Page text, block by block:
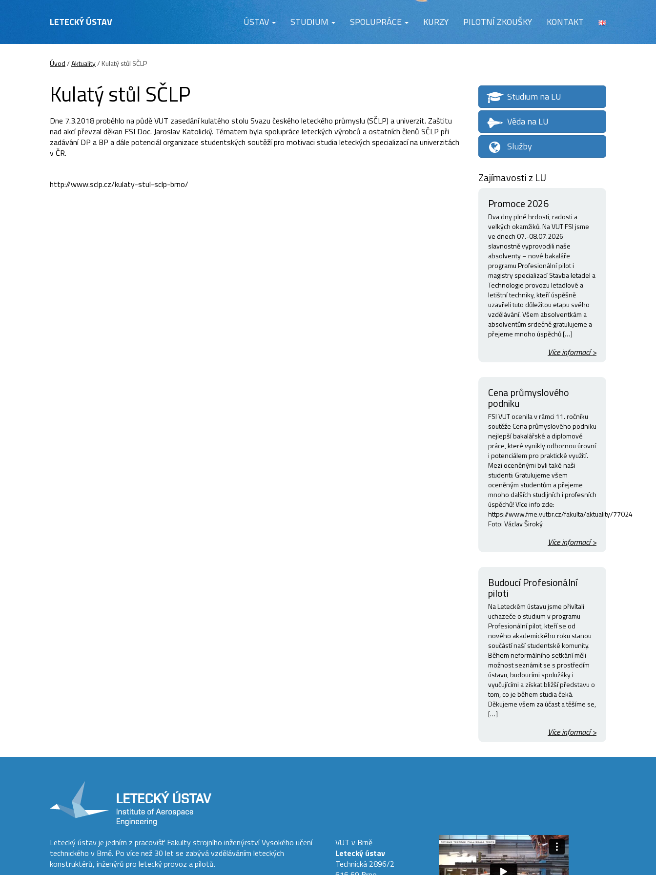
LETECKÝ ÚSTAV ÚSTAV STUDIUM SPOLUPRÁCE KURZY PILOTNÍ ZKOUŠKY KONTAKT
Úvod/Aktuality/Kulatý stůl SČLP
Kulatý stůl SČLP
Dne 7.3.2018 proběhlo na půdě VUT zasedání kulatého stolu Svazu českého leteckého průmyslu (SČLP) a univerzit. Zaštitu
nad akcí převzal děkan FSI Doc. Jaroslav Katolický. Tématem byla spolupráce leteckých výrobců a ostatních členů SČLP při
zadávání DP a BP a dále potenciál organizace studentských soutěží pro motivaci studia leteckých specializací na univerzitách
v ČR.
http://www.sclp.cz/kulaty-stul-sclp-brno/
Studium na LU
Věda na LU
Služby
Zajímavosti z LU
Promoce 2026
Dva dny plné hrdosti, radosti a
velkých okamžiků. Na VUT FSI jsme
ve dnech 07.-08.07.2026
slavnostně vyprovodili naše
absolventy – nové bakaláře
programu Profesionální pilot i
magistry specializací Stavba letadel a
Technologie provozu letadlové a
letištní techniky, kteří úspěšně
uzavřeli tuto důležitou etapu svého
vzdělávání. Všem absolventkám a
absolventům srdečně gratulujeme a
přejeme mnoho úspěchů […]
Více informací >
Cena průmyslového
podniku
FSI VUT ocenila v rámci 11. ročníku
soutěže Cena průmyslového podniku
nejlepší bakalářské a diplomové
práce, které vynikly odbornou úrovní
i potenciálem pro praktické využití.
Mezi oceněnými byli také naši
studenti: Gratulujeme všem
oceněným studentům a přejeme
mnoho dalších studijních i profesních
úspěchů! Více info zde:
https://www.fme.vutbr.cz/fakulta/aktuality/77024
Foto: Václav Široký
Více informací >
Budoucí Profesionální
piloti
Na Leteckém ústavu jsme přivítali
uchazeče o studium v programu
Profesionální pilot, kteří se od
nového akademického roku stanou
součástí naší studentské komunity.
Během neformálního setkání měli
možnost seznámit se s prostředím
ústavu, budoucími spolužáky i
vyučujícími a získat bližší představu o
tom, co je během studia čeká.
Děkujeme všem za účast a těšíme se,
[…]
Více informací >
Letecký ústav je jedním z pracovišť Fakulty strojního inženýrství Vysokého učení
technického v Brně. Po více než 30 let se zabývá vzděláváním leteckých
konstruktérů, inženýrů pro letecký provoz a pilotů.
VUT v Brně
Letecký ústav
Technická 2896/2